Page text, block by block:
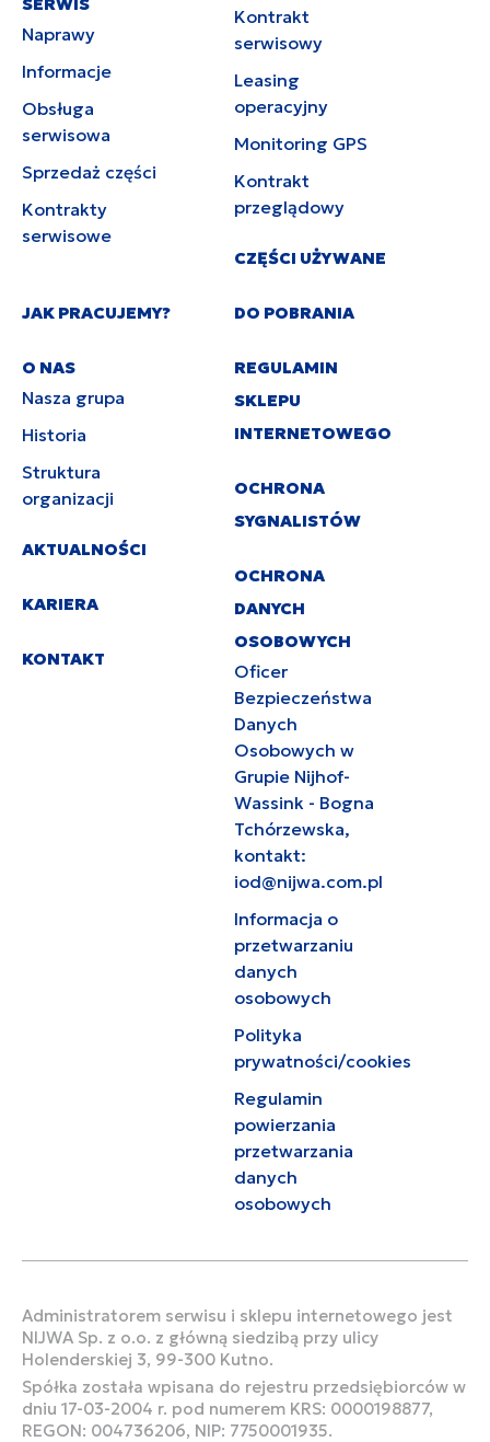
Naprawy
Informacje
Obsługa
serwisowa
Sprzedaż części
Kontrakty
serwisowe
Kontrakt
serwisowy
Leasing
operacyjny
Monitoring GPS
Kontrakt
przeglądowy
CZĘŚCI UŻYWANE
JAK PRACUJEMY?
O NAS
Nasza grupa
Historia
Struktura
organizacji
AKTUALNOŚCI
KARIERA
KONTAKT
DO POBRANIA
REGULAMIN
SKLEPU
INTERNETOWEGO
OCHRONA
SYGNALISTÓW
OCHRONA
DANYCH
OSOBOWYCH
Oficer
Bezpieczeństwa
Danych
Osobowych w
Grupie Nijhof-
Wassink - Bogna
Tchórzewska,
kontakt:
iod@nijwa.com.pl
Informacja o
przetwarzaniu
danych
osobowych
Polityka
prywatności/cookies
Regulamin
powierzania
przetwarzania
danych
osobowych
Administratorem serwisu i sklepu internetowego jest
NIJWA Sp. z o.o. z główną siedzibą przy ulicy
Holenderskiej 3, 99-300 Kutno.
Spółka została wpisana do rejestru przedsiębiorców w
dniu 17-03-2004 r. pod numerem KRS: 0000198877,
REGON: 004736206, NIP: 7750001935.